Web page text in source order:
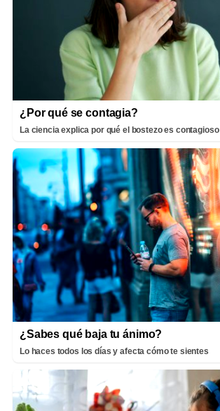
¿Por qué se contagia?
La ciencia explica por qué el bostezo es contagioso
¿Sabes qué baja tu ánimo?
Lo haces todos los días y afecta cómo te sientes